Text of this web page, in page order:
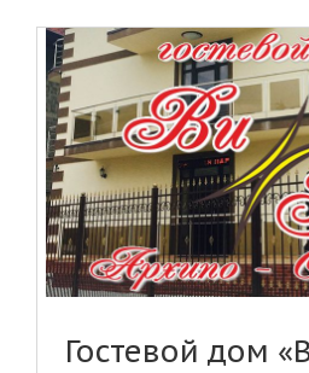
Гостевой дом